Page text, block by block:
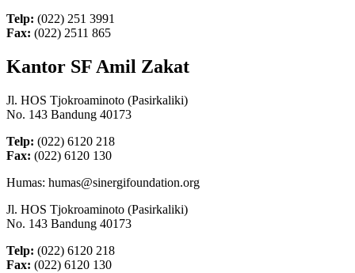
Telp: (022) 251 3991
Fax: (022) 2511 865
Kantor SF Amil Zakat
Jl. HOS Tjokroaminoto (Pasirkaliki)
No. 143 Bandung 40173
Telp: (022) 6120 218
Fax: (022) 6120 130
Humas: humas@sinergifoundation.org
Jl. HOS Tjokroaminoto (Pasirkaliki)
No. 143 Bandung 40173
Telp: (022) 6120 218
Fax: (022) 6120 130